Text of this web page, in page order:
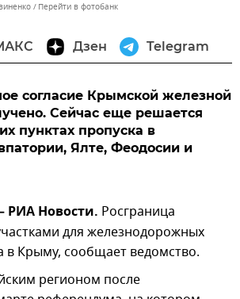
Перейти в фотобанк
Дзен Telegram
согласие Крымской железной
Сейчас еще решается
пунктах пропуска в
Ялте, Феодосии и
РИА Новости. Росграница
для железнодорожных
в Крыму, сообщает ведомство.
регионом после